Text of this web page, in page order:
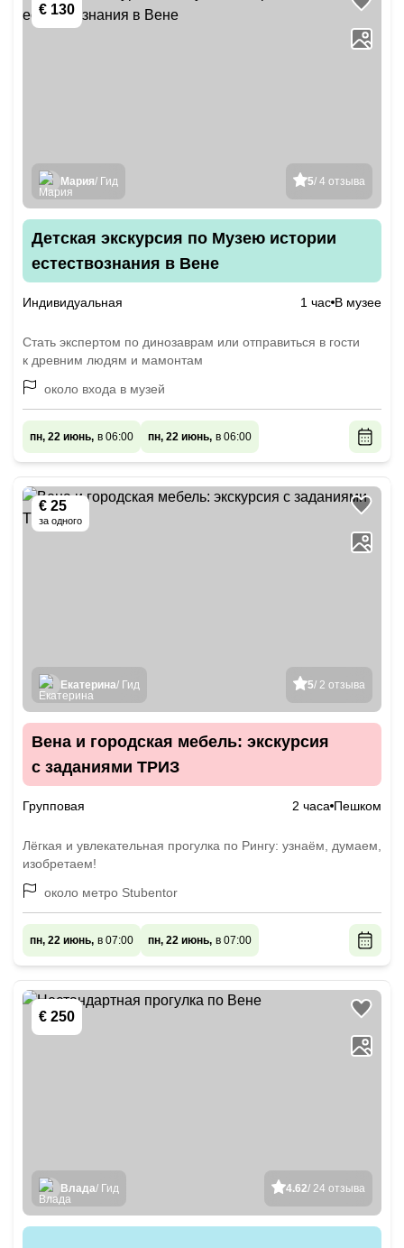
€ 130
5/ 4 отзыва
Мария/ Гид
Детская экскурсия по Музею истории
естествознания в Вене
Индивидуальная 1 час В музее
Стать экспертом по динозаврам или отправиться в гости
к древним людям и мамонтам
около входа в музей
пн, 22 июнь, в 06:00 пн, 22 июнь, в 06:00
€ 25
за одного
5/ 2 отзыва
Екатерина/ Гид
Вена и городская мебель: экскурсия
с заданиями ТРИЗ
Групповая 2 часа Пешком
Лёгкая и увлекательная прогулка по Рингу: узнаём, думаем,
изобретаем!
около метро Stubentor
пн, 22 июнь, в 07:00 пн, 22 июнь, в 07:00
€ 250
4.62/ 24 отзыва
Влада/ Гид